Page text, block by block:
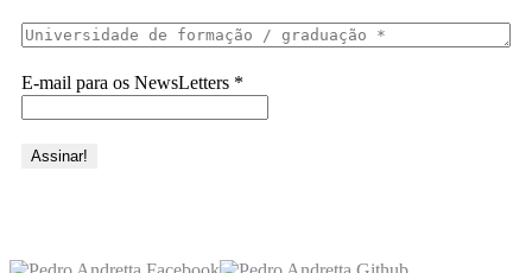
E-mail para os NewsLetters *